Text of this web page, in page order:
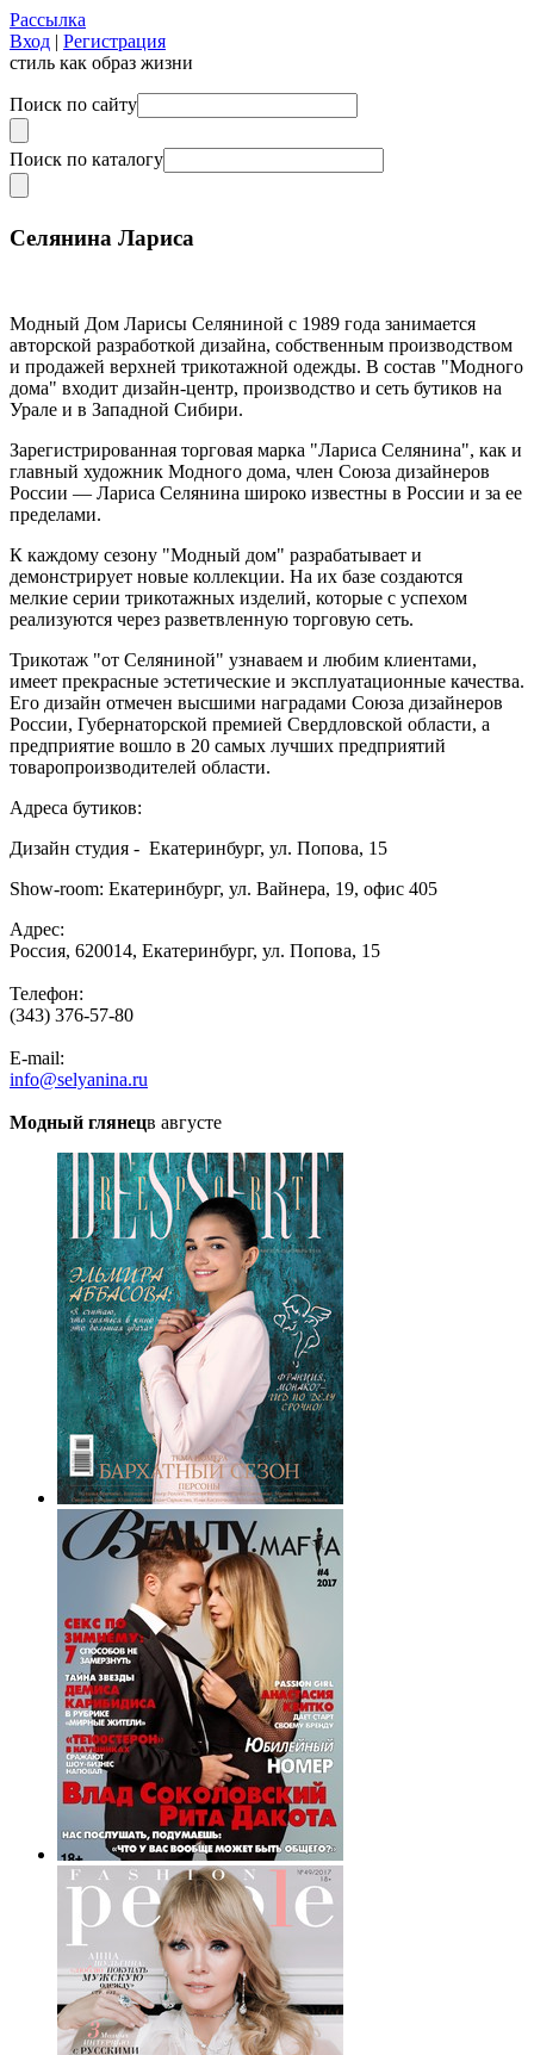
Рассылка
Вход | Регистрация
стиль как образ жизни
Поиск по сайту
Поиск по каталогу
Селянина Лариса
Модный Дом Ларисы Селяниной с 1989 года занимается
авторской разработкой дизайна, собственным производством
и продажей верхней трикотажной одежды. В состав "Модного
дома" входит дизайн-центр, производство и сеть бутиков на
Урале и в Западной Сибири.
Зарегистрированная торговая марка "Лариса Селянина", как и
главный художник Модного дома, член Союза дизайнеров
России — Лариса Селянина широко известны в России и за ее
пределами.
К каждому сезону "Модный дом" разрабатывает и
демонстрирует новые коллекции. На их базе создаются
мелкие серии трикотажных изделий, которые с успехом
реализуются через разветвленную торговую сеть.
Трикотаж "от Селяниной" узнаваем и любим клиентами,
имеет прекрасные эстетические и эксплуатационные качества.
Его дизайн отмечен высшими наградами Союза дизайнеров
России, Губернаторской премией Свердловской области, а
предприятие вошло в 20 самых лучших предприятий
товаропроизводителей области.
Адреса бутиков:
Дизайн студия - Екатеринбург, ул. Попова, 15
Show-room: Екатеринбург, ул. Вайнера, 19, офис 405
Адрес:
Россия, 620014, Екатеринбург, ул. Попова, 15
Телефон:
(343) 376-57-80
E-mail:
info@selyanina.ru
Модный глянецв августе